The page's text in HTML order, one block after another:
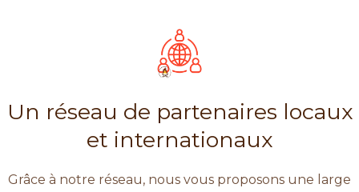
Un réseau de partenaires locaux
et internationaux
Grâce à notre réseau, nous vous proposons une large